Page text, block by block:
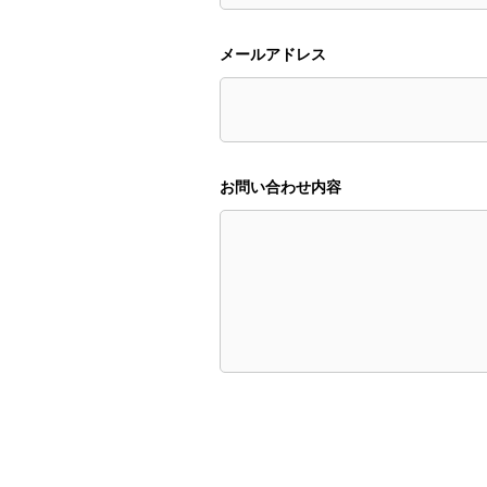
メールアドレス
お問い合わせ内容